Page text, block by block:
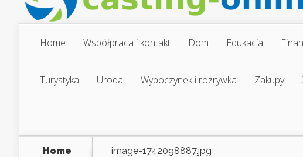
Home Współpraca i kontakt Dom Edukacja
Turystyka Uroda Wypoczynek i rozrywka Zakupy
Home image-1742098887.jpg